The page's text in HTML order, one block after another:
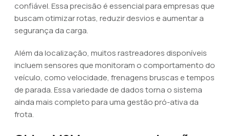
confiável. Essa precisão é essencial para empresas que
buscam otimizar rotas, reduzir desvios e aumentar a
segurança da carga.
Além da localização, muitos rastreadores disponíveis
incluem sensores que monitoram o comportamento do
veículo, como velocidade, frenagens bruscas e tempos
de parada. Essa variedade de dados torna o sistema
ainda mais completo para uma gestão pró-ativa da
frota.